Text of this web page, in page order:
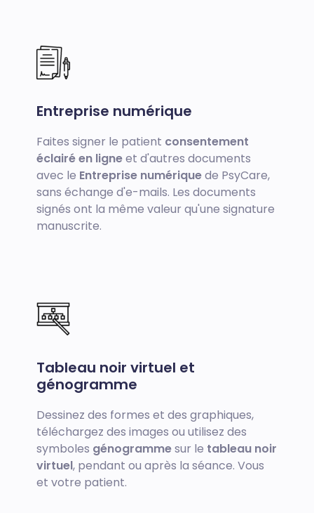
Entreprise numérique
Faites signer le patient consentement
éclairé en ligneet d'autres documents
avec le Entreprise numériquede PsyCare,
sans échange d'e-mails. Les documents
signés ont la même valeur qu'une signature
manuscrite.
Tableau noir virtuel et
génogramme
Dessinez des formes et des graphiques,
téléchargez des images ou utilisez des
symboles génogrammesur le tableau noir
virtuel, pendant ou après la séance. Vous
et votre patient.